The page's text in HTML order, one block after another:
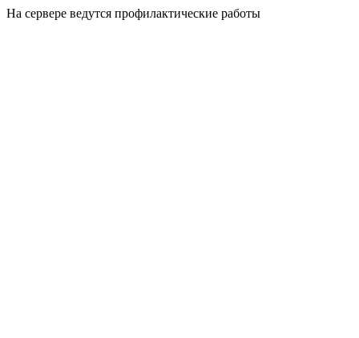
На сервере ведутся профилактические работы